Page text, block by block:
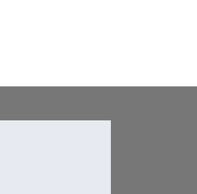
número 4 de la Marina de
final. En cuanto a la